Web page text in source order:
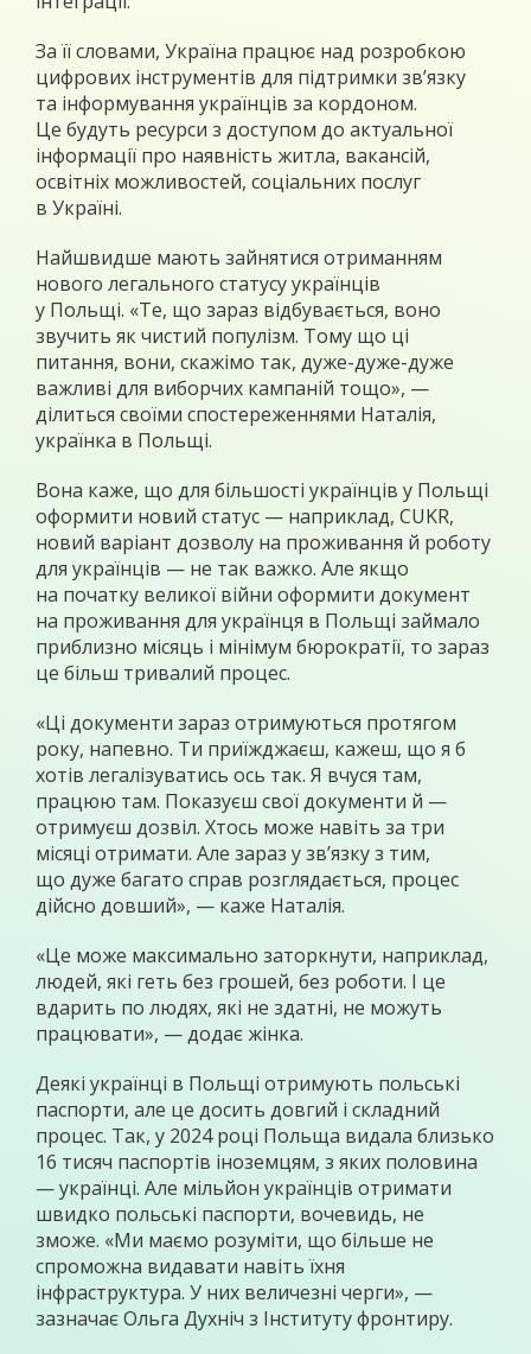
За її словами, Україна працює над розробкою
цифрових інструментів для підтримки зв’язку
та інформування українців за кордоном.
Це будуть ресурси з доступом до актуальної
інформації про наявність житла, вакансій,
освітніх можливостей, соціальних послуг
в Україні.
Найшвидше мають зайнятися отриманням
нового легального статусу українців
у Польщі. «Те, що зараз відбувається, воно
звучить як чистий популізм. Тому що ці
питання, вони, скажімо так, дуже-дуже-дуже
важливі для виборчих кампаній тощо», —
ділиться своїми спостереженнями Наталія,
українка в Польщі.
Вона каже, що для більшості українців у Польщі
оформити новий статус — наприклад, CUKR,
новий варіант дозволу на проживання й роботу
для українців — не так важко. Але якщо
на початку великої війни оформити документ
на проживання для українця в Польщі займало
приблизно місяць і мінімум бюрократії, то зараз
це більш тривалий процес.
«Ці документи зараз отримуються протягом
року, напевно. Ти приїжджаєш, кажеш, що я б
хотів легалізуватись ось так. Я вчуся там,
працюю там. Показуєш свої документи й —
отримуєш дозвіл. Хтось може навіть за три
місяці отримати. Але зараз у зв’язку з тим,
що дуже багато справ розглядається, процес
дійсно довший», — каже Наталія.
«Це може максимально заторкнути, наприклад,
людей, які геть без грошей, без роботи. І це
вдарить по людях, які не здатні, не можуть
працювати», — додає жінка.
Деякі українці в Польщі отримують польські
паспорти, але це досить довгий і складний
процес. Так, у 2024 році Польща видала близько
16 тисяч паспортів іноземцям, з яких половина
— українці. Але мільйон українців отримати
швидко польські паспорти, вочевидь, не
зможе. «Ми маємо розуміти, що більше не
спроможна видавати навіть їхня
інфраструктура. У них величезні черги», —
зазначає Ольга Духніч з Інституту фронтиру.